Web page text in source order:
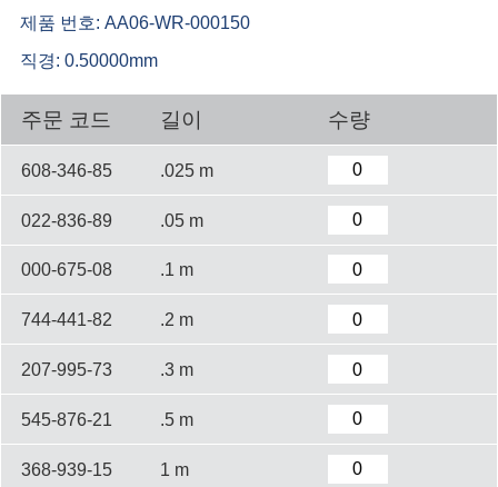
제품 번호: AA06-WR-000150
직경: 0.50000mm
주문 코드 길이 수량
608-346-85 .025 m
022-836-89 .05 m
000-675-08 .1 m
744-441-82 .2 m
207-995-73 .3 m
545-876-21 .5 m
368-939-15 1 m